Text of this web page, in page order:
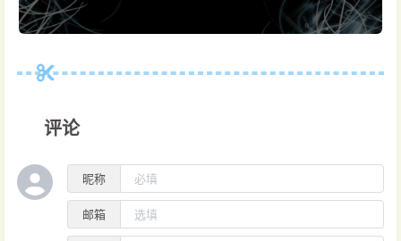
评论
昵称
邮箱